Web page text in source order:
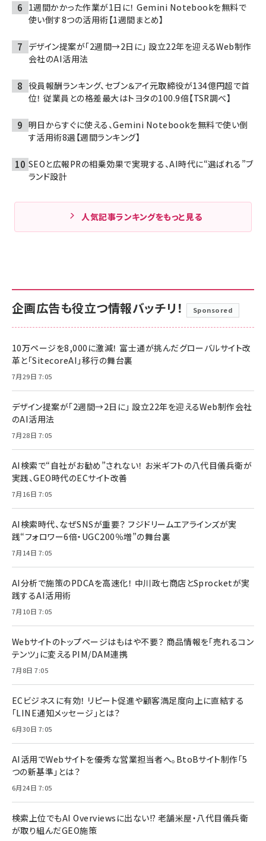
1週間かかった作業が1日に！ Gemini Notebookを無料で
使い倒す8つの活用術【1週間まとめ】
デザイン提案が「2週間→2日に」 設立22年を迎えるWeb制作
会社のAI活用法
役員報酬ランキング、セブン＆アイ元取締役が134億円超で首
位！ 従業員との格差最大はトヨタの100.9倍【TSR調べ】
明日からすぐに使える、Gemini Notebookを無料で使い倒
す活用術8選【週間ランキング】
SEOと広報PRの相乗効果で実現する、AI時代に“選ばれる”ブ
ランド設計
人気記事ランキングをもっと見る
企画広告も役立つ情報バッチリ！ Sponsored
10万ページを8,000に激減！ 富士通が挑んだグローバルサイト改
革と「SitecoreAI」移行の舞台裏
7月29日 7:05
デザイン提案が「2週間→2日に」 設立22年を迎えるWeb制作会社
のAI活用法
7月28日 7:05
AI検索で“自社がお勧め”されない！ お米ギフトの八代目儀兵衛が
実践、GEO時代のECサイト改善
7月16日 7:05
AI検索時代、なぜSNSが重要？ フジドリームエアラインズが実
践“フォロワー6倍・UGC200％増”の舞台裏
7月14日 7:05
AI分析で施策のPDCAを高速化！ 中川政七商店とSprocketが実
践するAI活用術
7月10日 7:05
Webサイトのトップページはもはや不要？ 商品情報を「売れるコン
テンツ」に変えるPIM/DAM連携
7月8日 7:05
ECビジネスに有効！ リピート促進や顧客満足度向上に直結する
「LINE通知メッセージ」とは？
6月30日 7:05
AI活用でWebサイトを優秀な営業担当者へ。BtoBサイト制作「5
つの新基準」とは？
6月24日 7:05
検索上位でもAI Overviewsに出ない!? 老舗米屋・八代目儀兵衛
が取り組んだGEO施策